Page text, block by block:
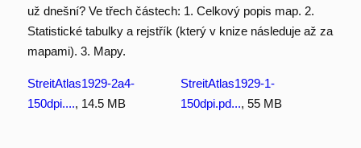
už dnešní? Ve třech částech: 1. Celkový popis map. 2.
Statistické tabulky a rejstřík (který v knize následuje až za
mapami). 3. Mapy.
StreitAtlas1929-2a4-
150dpi...., 14.5 MB
StreitAtlas1929-1-
150dpi.pd..., 55 MB